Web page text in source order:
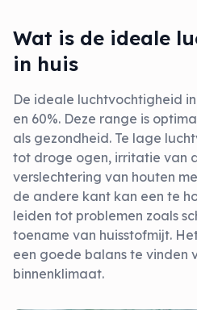
Wat is de ideale
in huis
De ideale luchtvochtigheid
en 60%. Deze range is
als gezondheid. Te lage
tot droge ogen, irritatie van
verslechtering van houten
de andere kant kan een te
leiden tot problemen zoals
toename van huisstofmijt.
een goede balans te vinden
binnenklimaat.